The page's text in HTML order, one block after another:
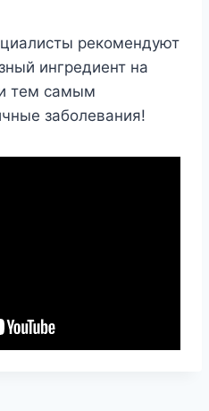
рекомендуют
ингредиент на
тем самым
заболевания!